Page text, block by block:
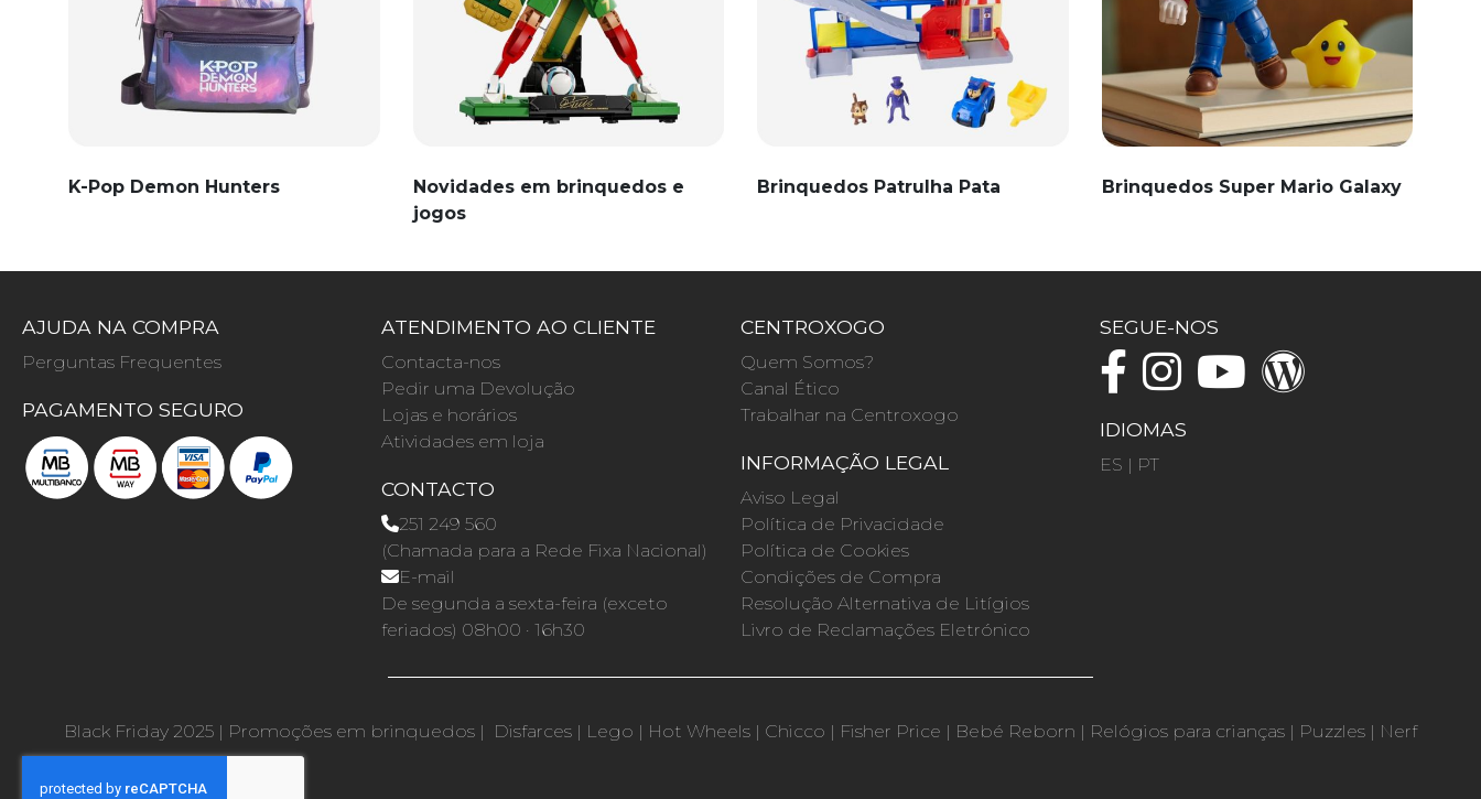
K-Pop Demon Hunters
Novidades em brinquedos e
jogos
Brinquedos Patrulha Pata Brinquedos Super Mario Galaxy
AJUDA NA COMPRA
Perguntas Frequentes
PAGAMENTO SEGURO
ATENDIMENTO AO CLIENTE
Contacta-nos
Pedir uma Devolução
Lojas e horários
Atividades em loja
CONTACTO
251 249 560
(Chamada para a Rede Fixa Nacional)
E-mail
De segunda a sexta-feira (exceto
feriados) 08h00 · 16h30
CENTROXOGO
Quem Somos?
Canal Ético
Trabalhar na Centroxogo
INFORMAÇÃO LEGAL
Aviso Legal
Política de Privacidade
Política de Cookies
Condições de Compra
Resolução Alternativa de Litígios
Livro de Reclamações Eletrónico
SEGUE-NOS
IDIOMAS
ES | PT
Black Friday 2025 | Promoções em brinquedos | Disfarces | Lego | Hot Wheels | Chicco | Fisher Price | Bebé Reborn | Relógios para crianças | Puzzles | Nerf